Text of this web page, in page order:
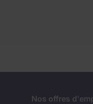
Nos offres